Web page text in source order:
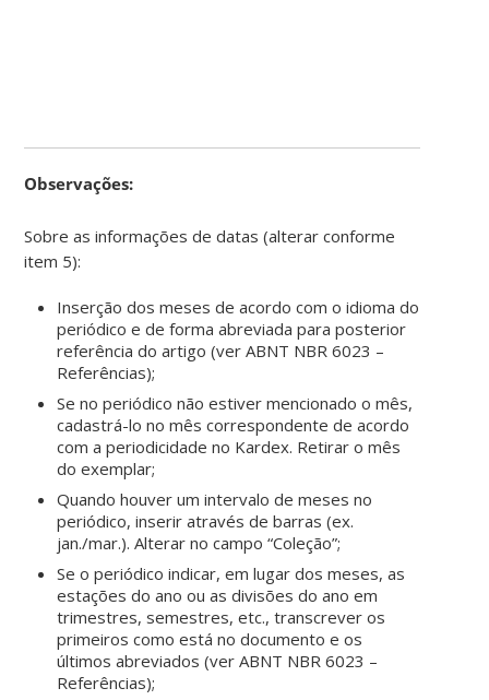
Observações:
Sobre as informações de datas (alterar conforme
item 5):
Inserção dos meses de acordo com o idioma do
periódico e de forma abreviada para posterior
referência do artigo (ver ABNT NBR 6023 –
Referências);
Se no periódico não estiver mencionado o mês,
cadastrá-lo no mês correspondente de acordo
com a periodicidade no Kardex. Retirar o mês
do exemplar;
Quando houver um intervalo de meses no
periódico, inserir através de barras (ex.
jan./mar.). Alterar no campo “Coleção”;
Se o periódico indicar, em lugar dos meses, as
estações do ano ou as divisões do ano em
trimestres, semestres, etc., transcrever os
primeiros como está no documento e os
últimos abreviados (ver ABNT NBR 6023 –
Referências);